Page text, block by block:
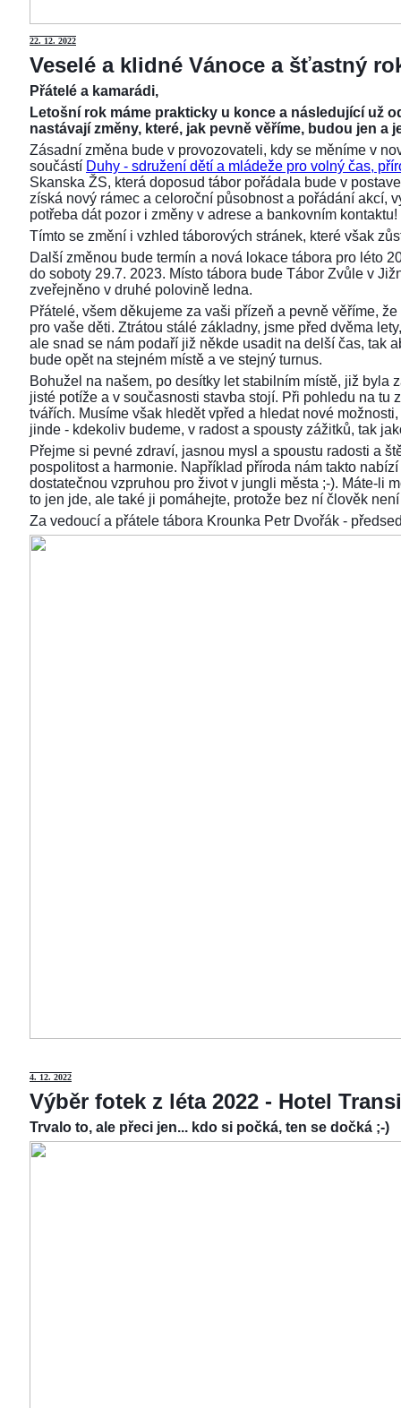
22. 12. 2022
Veselé a klidné Vánoce a šťastný
Přátelé a kamarádi,
Letošní rok máme prakticky u konce a následující už
nastávají změny, které, jak pevně věříme, budou jen a
Zásadní změna bude v provozovateli, kdy se měníme v
součástí Duhy - sdružení dětí a mládeže pro volný čas,
Skanska ŽS, která doposud tábor pořádala bude v
získá nový rámec a celoroční působnost a pořádání akcí,
potřeba dát pozor i změny v adrese a bankovním kontaktu!
Tímto se změní i vzhled táborových stránek, které však
Další změnou bude termín a nová lokace tábora pro léto
do soboty 29.7. 2023. Místo tábora bude Tábor Zvůle v
zveřejněno v druhé polovině ledna.
Přátelé, všem děkujeme za vaši přízeň a pevně věříme,
pro vaše děti. Ztrátou stálé základny, jsme před dvěma
ale snad se nám podaří již někde usadit na delší čas, tak
bude opět na stejném místě a ve stejný turnus.
Bohužel na našem, po desítky let stabilním místě, již byla
jisté potíže a v současnosti stavba stojí. Při pohledu na tu
tvářích. Musíme však hledět vpřed a hledat nové
jinde - kdekoliv budeme, v radost a spousty zážitků, tak
Přejme si pevné zdraví, jasnou mysl a spoustu radosti a
pospolitost a harmonie. Například příroda nám takto
dostatečnou vzpruhou pro život v jungli města ;-). Máte-li
to jen jde, ale také ji pomáhejte, protože bez ní člověk
Za vedoucí a přátele tábora Krounka Petr Dvořák -
4. 12. 2022
Výběr fotek z léta 2022 - Hotel
Trvalo to, ale přeci jen... kdo si počká, ten se dočká ;-)